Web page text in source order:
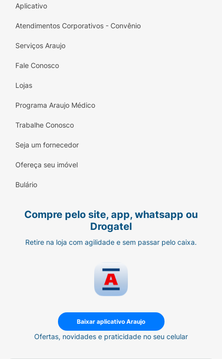
Aplicativo
Atendimentos Corporativos - Convênio
Serviços Araujo
Fale Conosco
Lojas
Programa Araujo Médico
Trabalhe Conosco
Seja um fornecedor
Ofereça seu imóvel
Bulário
Compre pelo site, app, whatsapp ou
Drogatel
Retire na loja com agilidade e sem passar pelo caixa.
Baixar aplicativo Araujo
Ofertas, novidades e praticidade no seu celular